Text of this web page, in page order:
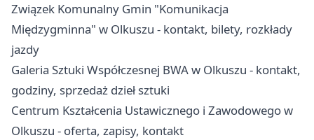
Związek Komunalny Gmin "Komunikacja
Międzygminna" w Olkuszu - kontakt, bilety, rozkłady
jazdy
Galeria Sztuki Współczesnej BWA w Olkuszu - kontakt,
godziny, sprzedaż dzieł sztuki
Centrum Kształcenia Ustawicznego i Zawodowego w
Olkuszu - oferta, zapisy, kontakt